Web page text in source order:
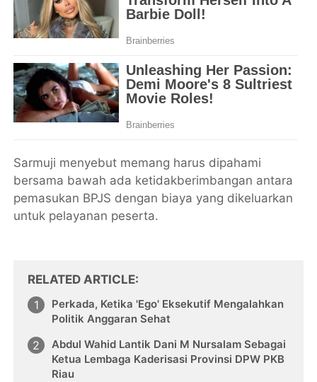
Sarmuji menyebut memang harus dipahami
bersama bawah ada ketidakberimbangan antara
pemasukan BPJS dengan biaya yang dikeluarkan
untuk pelayanan peserta.
RELATED ARTICLE
Perkada, Ketika 'Ego' Eksekutif Mengalahkan
Politik Anggaran Sehat
Abdul Wahid Lantik Dani M Nursalam Sebagai
Ketua Lembaga Kaderisasi Provinsi DPW PKB
Riau